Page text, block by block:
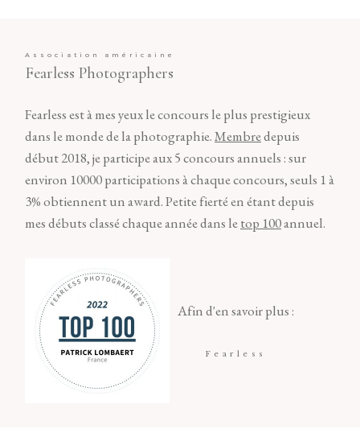
Association américaine
Fearless Photographers
Fearless est à mes yeux le concours le plus prestigieux
dans le monde de la photographie.Membredepuis
début 2018, je participe aux 5 concours annuels : sur
environ 10000 participations à chaque concours, seuls 1 à
3% obtiennent un award. Petite fierté en étant depuis
mes débuts classé chaque année dans letop 100annuel.
Afin d'en savoir plus :
Fearless